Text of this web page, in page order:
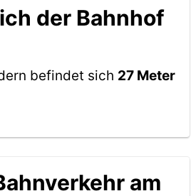
der Bahnhof
befindet sich 27 Meter
am